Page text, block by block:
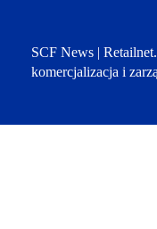
SCF News |
komercjalizacja i